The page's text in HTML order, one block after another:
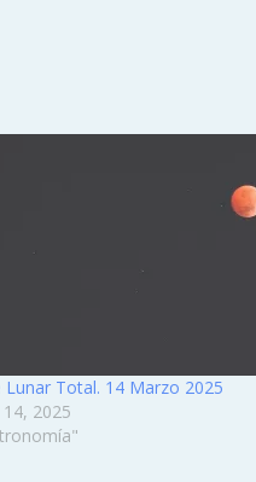
Lunar Total. 14 Marzo 2025
2025